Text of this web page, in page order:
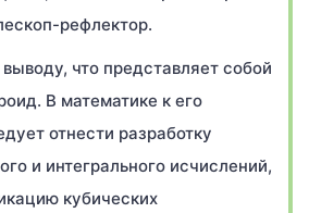
рефлектор.
что представляет собой
В математике к его
отнести разработку
и интегрального исчислений,
кубических